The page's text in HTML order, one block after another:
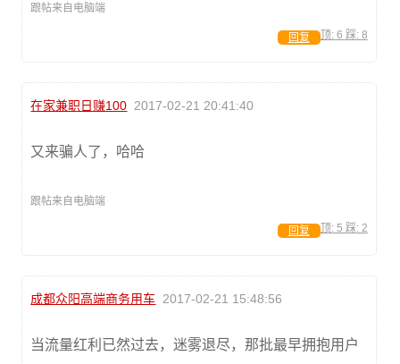
跟帖来自电脑端
顶: 6 踩: 8
回复
在家兼职日赚100 2017-02-21 20:41:40
又来骗人了，哈哈
跟帖来自电脑端
顶: 5 踩: 2
回复
成都众阳高端商务用车 2017-02-21 15:48:56
当流量红利已然过去，迷雾退尽，那批最早拥抱用户